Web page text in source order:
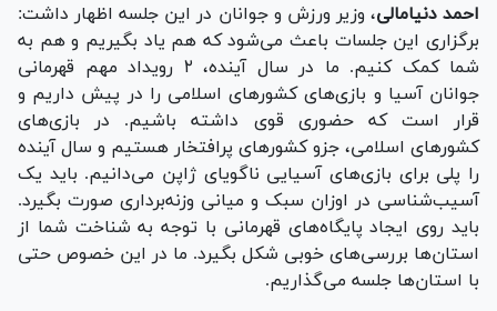
احمد دنیامالی، وزیر ورزش و جوانان در این جلسه اظهار داشت:
برگزاری این جلسات باعث می‌شود که هم یاد بگیریم و هم به
شما کمک کنیم. ما در سال آینده، ۲ رویداد مهم قهرمانی
جوانان آسیا و بازی‌های کشور‌های اسلامی را در پیش داریم و
قرار است که حضوری قوی داشته باشیم. در بازی‌های
کشور‌های اسلامی، جزو کشور‌های پرافتخار هستیم و سال آینده
را پلی برای بازی‌های آسیایی ناگویای ژاپن می‌دانیم. باید یک
آسیب‌شناسی در اوزان سبک و میانی وزنه‌برداری صورت بگیرد.
باید روی ایجاد پایگاه‌های قهرمانی با توجه به شناخت‌ شما از
استان‌ها بررسی‌های خوبی شکل بگیرد. ما در این خصوص حتی
با استان‌ها جلسه می‌گذاریم.